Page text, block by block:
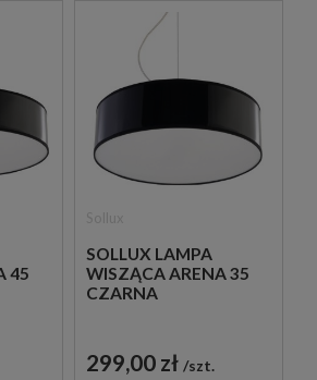
45
SOLLUX LAMPA
WISZĄCA ARENA 35
CZARNA
299,00 zł szt.